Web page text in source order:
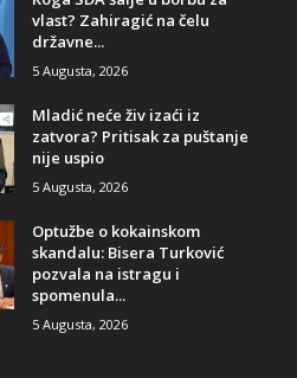
vlast? Zahiragić na čelu
državne...
5 Augusta, 2026
​Mladić neće živ izaći iz
zatvora? Pritisak za puštanje
nije uspio
5 Augusta, 2026
​Optužbe o kokainskom
skandalu: Bisera Turković
pozvala na istragu i
spomenula...
5 Augusta, 2026